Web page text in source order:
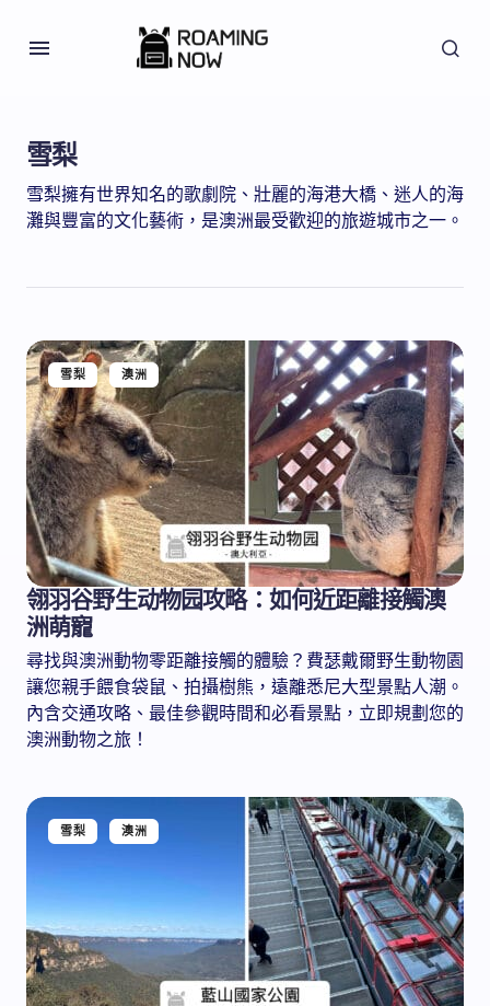
雪梨
雪梨擁有世界知名的歌劇院、壯麗的海港大橋、迷人的海
灘與豐富的文化藝術，是澳洲最受歡迎的旅遊城市之一。
雪梨 澳洲
翎羽谷野生动物园攻略：如何近距離接觸澳
洲萌寵
尋找與澳洲動物零距離接觸的體驗？費瑟戴爾野生動物園
讓您親手餵食袋鼠、拍攝樹熊，遠離悉尼大型景點人潮。
內含交通攻略、最佳參觀時間和必看景點，立即規劃您的
澳洲動物之旅！
雪梨 澳洲